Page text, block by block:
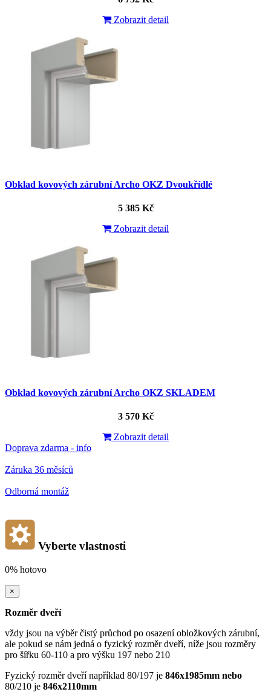
Zobrazit detail
Obklad kovových zárubní Archo OKZ Dvoukřídlé
5 385 Kč
Zobrazit detail
Obklad kovových zárubní Archo OKZ SKLADEM
3 570 Kč
Zobrazit detail
Doprava zdarma - info
Záruka 36 měsíců
Odborná montáž
Vyberte vlastnosti
0% hotovo
×
Rozměr dveří
vždy jsou na výběr čistý průchod po osazení obložkových zárubní,
ale pokud se nám jedná o fyzický rozměr dveří, níže jsou rozměry
pro šířku 60-110 a pro výšku 197 nebo 210
Fyzický rozměr dveří například 80/197 je 846x1985mm nebo
80/210 je 846x2110mm